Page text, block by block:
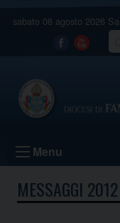
sabato 08 agosto 2026
Facebook
Menu
MESSAGGI 2012